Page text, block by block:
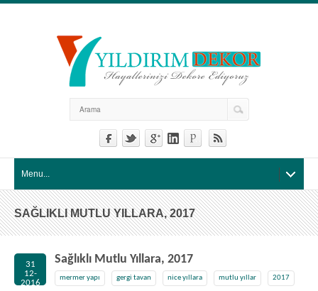
Menu...
SAĞLIKLI MUTLU YILLARA, 2017
31
12-
2016
Sağlıklı Mutlu Yıllara, 2017
mermer yapı gergi tavan nice yıllara mutlu yıllar 2017